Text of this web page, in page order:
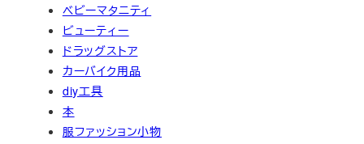
ベビーマタニティ
ビューティー
ドラッグストア
カーバイク用品
diy工具
本
服ファッション小物